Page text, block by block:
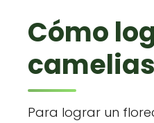
Cómo
Para lograr un